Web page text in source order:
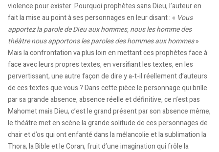
violence pour exister .Pourquoi prophètes sans Dieu, l’auteur en
fait la mise au point à ses personnages en leur disant : « Vous
apportez la parole de Dieu aux hommes, nous les homme des
théâtre nous apportons les paroles des hommes aux hommes»
Mais la confrontation va plus loin en mettant ces prophètes face à
face avec leurs propres textes, en versifiant les textes, en les
pervertissant, une autre façon de dire y a-t-il réellement d’auteurs
de ces textes que vous ? Dans cette pièce le personnage qui brille
par sa grande absence, absence réelle et définitive, ce n’est pas
Mahomet mais Dieu, c’est le grand présent par son absence même,
le théâtre met en scène la grande solitude de ces personnages de
chair et d’os qui ont enfanté dans la mélancolie et la sublimation la
Thora, la Bible et le Coran, fruit d’une imagination qui frôle la